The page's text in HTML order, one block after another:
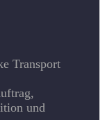
Transport
und